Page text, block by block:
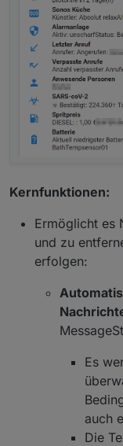
Kernfunktionen:
Ermöglicht es
und zu
erfolgen:
Es
auch
Die